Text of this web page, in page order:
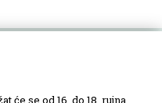
će se od 16. do 18. rujna